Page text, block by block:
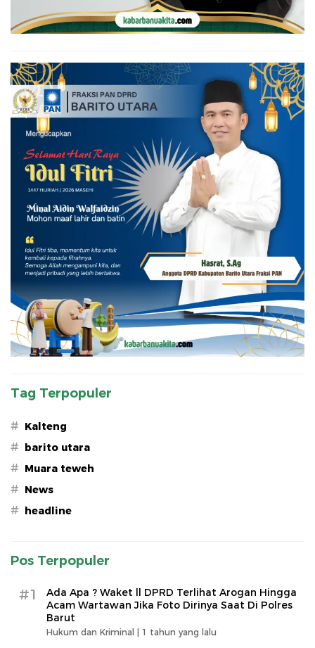
Tag Terpopuler
# Kalteng
# barito utara
# Muara teweh
# News
# headline
Pos Terpopuler
#1
Ada Apa ? Waket ll DPRD Terlihat Arogan Hingga
Acam Wartawan Jika Foto Dirinya Saat Di Polres
Barut
Hukum dan Kriminal | 1 tahun yang lalu